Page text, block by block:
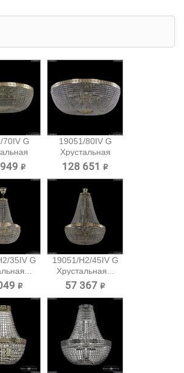
70IV G
₽
19051/80IV G
Хрустальная
потолочная...
128 651 ₽
35IV G
₽
19051/H2/45IV G
Хрустальная...
57 367 ₽